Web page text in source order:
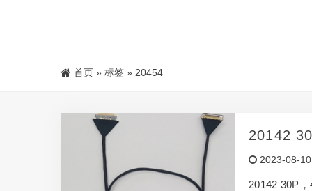
首页 » 标签 » 20454
20142
3001母
2023-08-10
20142 30P